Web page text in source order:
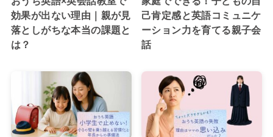
効果が出ない理由｜親が見
落としがちな本当の課題と
は？
己肯定感と英語コミュニケ
ーション力を育てる親子会
話